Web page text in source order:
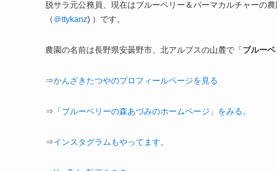
脱サラ元公務員、現在はブルーベリー＆パーマカルチャーの農
（ ＠ttykanz) ）です。
農園の名前は長野県安曇野市、北アルプスの山麓で「 ブルー
⇒かんざきたつやのプロフィールページを見る
⇒ 「ブルーベリーの森あづみのホームページ」をみる。
⇒インスタグラムもやってます。